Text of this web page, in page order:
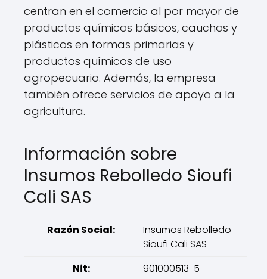
centran en el comercio al por mayor de
productos químicos básicos, cauchos y
plásticos en formas primarias y
productos químicos de uso
agropecuario. Además, la empresa
también ofrece servicios de apoyo a la
agricultura.
Información sobre
Insumos Rebolledo Sioufi
Cali SAS
Razón Social:
Insumos Rebolledo
Sioufi Cali SAS
Nit:
901000513-5